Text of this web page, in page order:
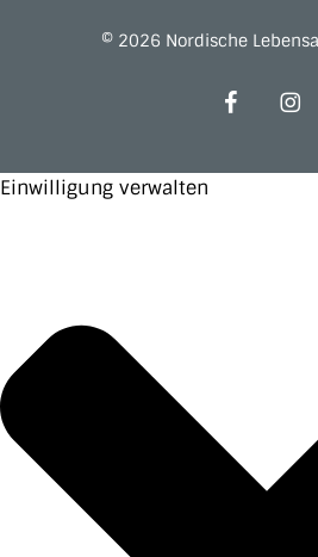
© 2026 Nordische
facebook
Einwilligung verwalten